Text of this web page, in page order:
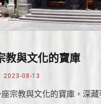
教與文化的寶庫
2023-08-13
宗教與文化的寶庫，深